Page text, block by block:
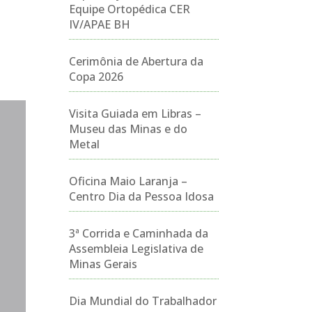
Equipe Ortopédica CER
IV/APAE BH
Cerimônia de Abertura da
Copa 2026
Visita Guiada em Libras –
Museu das Minas e do
Metal
Oficina Maio Laranja –
Centro Dia da Pessoa Idosa
3ª Corrida e Caminhada da
Assembleia Legislativa de
Minas Gerais
Dia Mundial do Trabalhador